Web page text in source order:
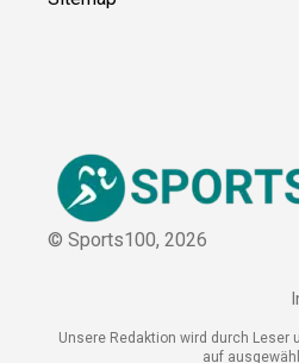
© Sports100,2026
Unsere Redaktion wird durch
von denen wir ggf. eine